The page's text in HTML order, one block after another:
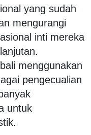
yang sudah
mengurangi
inti mereka
menggunakan
pengecualian
untuk